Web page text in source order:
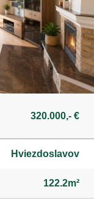
320.000,- €
Hviezdoslavov
122.2m²